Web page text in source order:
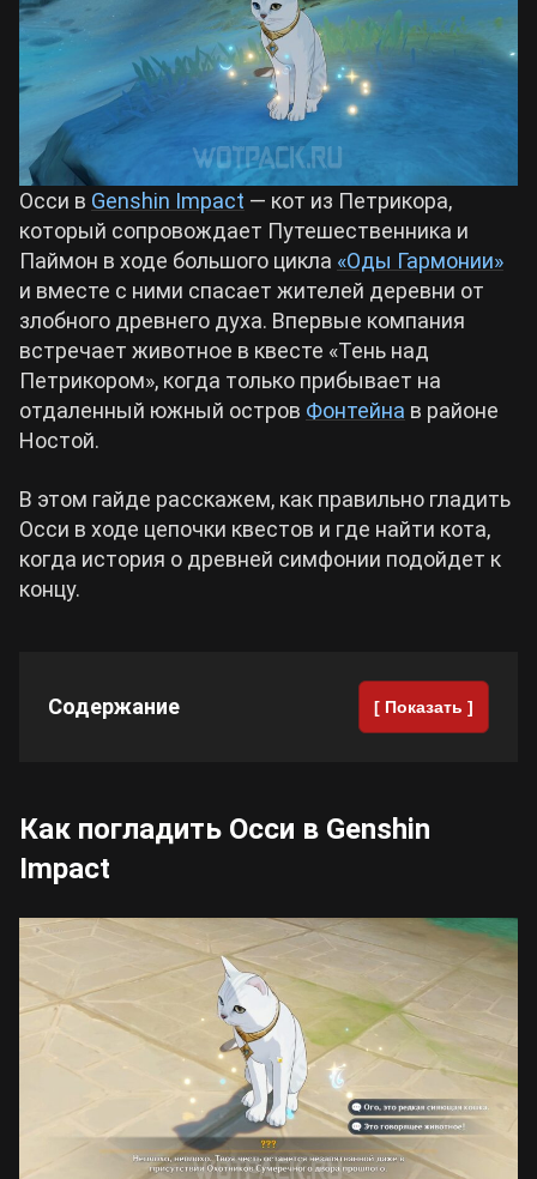
Crimson Desert
Zenless Zone Zero
Kingdom Come: Deliverance 2
Path of Exile 2
Wuthering Waves
Roblox
Hogwarts Legacy
Cyberpunk 2077
Билды Arknights: Endfield
Билды Wuthering Waves
Билды Cyberpunk 2077
Билды Path of Exile 2
Осси в Genshin Impact — кот из Петрикора,
который сопровождает Путешественника и
Паймон в ходе большого цикла «Оды Гармонии»
и вместе с ними спасает жителей деревни от
злобного древнего духа. Впервые компания
встречает животное в квесте «Тень над
Петрикором», когда только прибывает на
отдаленный южный остров Фонтейна в районе
Ностой.
В этом гайде расскажем, как правильно гладить
Осси в ходе цепочки квестов и где найти кота,
когда история о древней симфонии подойдет к
концу.
Содержание [ Показать ]
Как погладить Осси в Genshin
Impact